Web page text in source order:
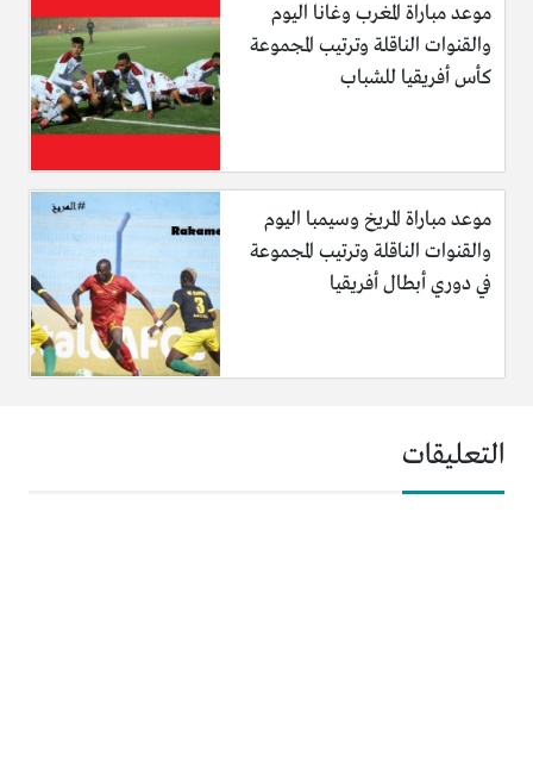
موعد مباراة المغرب وغانا اليوم
والقنوات الناقلة وترتيب المجموعة
كأس أفريقيا للشباب
موعد مباراة المريخ وسيمبا اليوم
والقنوات الناقلة وترتيب المجموعة
في دوري أبطال أفريقيا
التعليقات